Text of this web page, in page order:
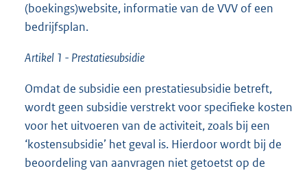
(boekings)website, informatie van de VVV of een
bedrijfsplan.
Artikel 1 - Prestatiesubsidie
Omdat de subsidie een prestatiesubsidie betreft,
wordt geen subsidie verstrekt voor specifieke kosten
voor het uitvoeren van de activiteit, zoals bij een
‘kostensubsidie’ het geval is. Hierdoor wordt bij de
beoordeling van aanvragen niet getoetst op de